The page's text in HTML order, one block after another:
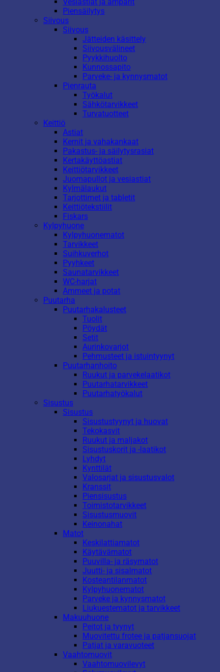
Piensäilytys
Siivous
Siivous
Jätteiden käsittely
Siivousvälineet
Pyykkihuolto
Kunnossapito
Parveke- ja kynnysmatot
Pienrauta
Työkalut
Sähkötarvikkeet
Turvatuotteet
Keittiö
Astiat
Kernit ja vahakankaat
Pakastus- ja säilytysrasiat
Kertakäyttöastiat
Keittiötarvikkeet
Juomapullot ja vesiastiat
Kylmälaukut
Tarjottimet ja tabletit
Keittiötekstiilit
Fiskars
Kylpyhuone
Kylpyhuonematot
Tarvikkeet
Suihkuverhot
Pyyhkeet
Saunatarvikkeet
WC-harjat
Ammeet ja potat
Puutarha
Puutarhakalusteet
Tuolit
Pöydät
Setit
Aurinkovarjot
Pehmusteet ja istuintyynyt
Puutarhanhoito
Ruukut ja parvekelaatikot
Puutarhatarvikkeet
Puutarhatyökalut
Sisustus
Sisustus
Sisustustyynyt ja huovat
Tekokasvit
Ruukut ja maljakot
Sisustuskorit ja -laatikot
Lyhdyt
Kynttilät
Valosarjat ja sisustusvalot
Kranssit
Piensisustus
Toimistotarvikkeet
Sisustusmuovit
Keinonahat
Matot
Keskilattiamatot
Käytävämatot
Puuvilla- ja räsymatot
Juutti- ja sisalmatot
Kosteantilanmatot
Kylpyhuonematot
Parveke ja kynnysmatot
Liukuestematot ja tarvikkeet
Makuuhuone
Peitot ja tyynyt
Muovitettu frotee ja patjansuojat
Patjat ja varavuoteet
Vaahtomuovit
Vaahtomuovilevyt